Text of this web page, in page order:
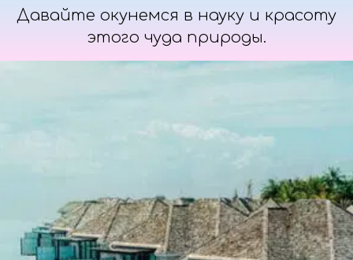
Давайте окунемся в науку и красоту
этого чуда природы.